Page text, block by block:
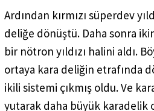
Ardından kırmızı süperdev
deliğe dönüştü. Daha sonra
bir nötron yıldızı halini aldı.
ortaya kara deliğin etrafında
ikili sistemi çıkmış oldu. Ve
yutarak daha büyük karadelik